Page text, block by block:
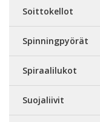
Soittokellot
Spinningpyörät
Spiraalilukot
Suojaliivit